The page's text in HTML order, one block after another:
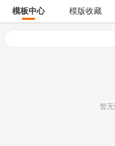
模板中心 模版收藏
暂